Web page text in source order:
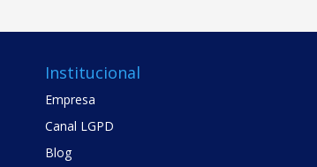
Institucional
Empresa
Canal LGPD
Blog